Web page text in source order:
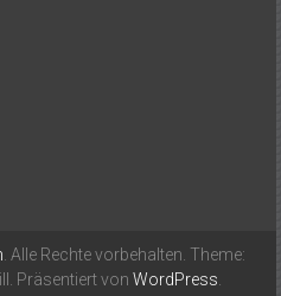
. Alle Rechte vorbehalten. Theme:
Präsentiert von WordPress